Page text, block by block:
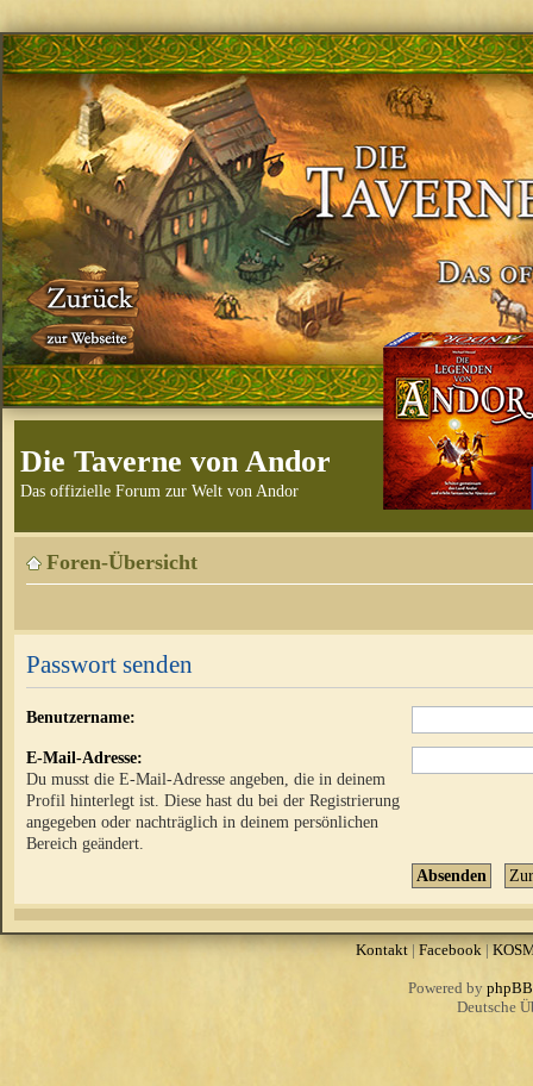
Die Taverne von Andor
Das offizielle Forum zur Welt von Andor
Foren-Übersicht
Passwort senden
Benutzername:
E-Mail-Adresse:
Du musst die E-Mail-Adresse angeben, die in deinem
Profil hinterlegt ist. Diese hast du bei der Registrierung
angegeben oder nachträglich in deinem persönlichen
Bereich geändert.
Kontakt| Facebook |
Powered by phpBB
Deutsche